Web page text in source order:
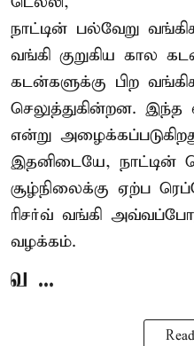
நாட்டின் பல்வேறு
வங்கி குறுகிய கால
கடன்களுக்கு பிற
செலுத்துகின்றன. இந்த
என்று
இதனிடையே, நாட்டின்
சூழ்நிலைக்கு ஏற்ப
ரிசர்வ் வங்கி
வழக்கம்.
வ ...